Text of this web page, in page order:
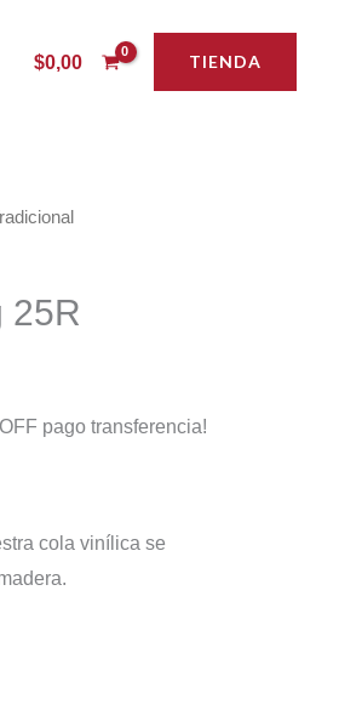
$0,00 TIENDA
25R
pago transferencia!
cola vinílica se